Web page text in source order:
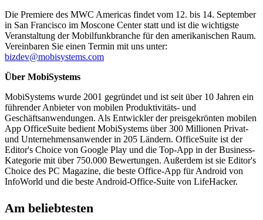
Die Premiere des MWC Americas findet vom 12. bis 14. September
in San Francisco im Moscone Center statt und ist die wichtigste
Veranstaltung der Mobilfunkbranche für den amerikanischen Raum.
Vereinbaren Sie einen Termin mit uns unter:
bizdev@mobisystems.com
Über MobiSystems
MobiSystems wurde 2001 gegründet und ist seit über 10 Jahren ein
führender Anbieter von mobilen Produktivitäts- und
Geschäftsanwendungen. Als Entwickler der preisgekrönten mobilen
App OfficeSuite bedient MobiSystems über 300 Millionen Privat-
und Unternehmensanwender in 205 Ländern. OfficeSuite ist der
Editor's Choice von Google Play und die Top-App in der Business-
Kategorie mit über 750.000 Bewertungen. Außerdem ist sie Editor's
Choice des PC Magazine, die beste Office-App für Android von
InfoWorld und die beste Android-Office-Suite von LifeHacker.
Am beliebtesten